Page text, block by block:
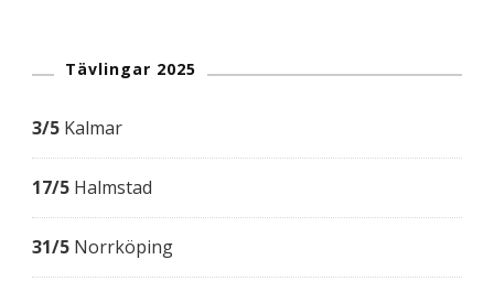
Tävlingar 2025
3/5 Kalmar
17/5 Halmstad
31/5 Norrköping